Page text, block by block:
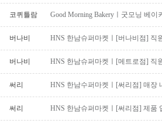
코퀴틀람 Good Morning Bakeryㅣ굿모닝 베
버나비 HNS 한남슈퍼마켓ㅣ[버나비점] 직
버나비 HNS 한남슈퍼마켓ㅣ[메트로점] 직
써리 HNS 한남수퍼마켓ㅣ[써리점] 매장
써리 HNS 한남슈퍼마켓ㅣ[써리점] 제품